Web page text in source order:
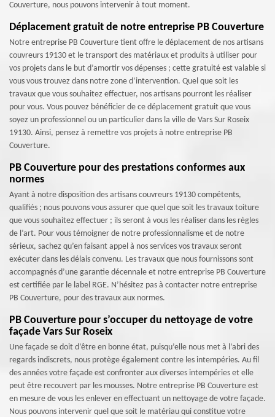
Couverture, nous pouvons intervenir à tout moment.
Déplacement gratuit de notre entreprise PB Couverture
Notre entreprise PB Couverture tient offre le déplacement de nos artisans
couvreurs 19130 et le transport des matériaux et produits à utiliser pour
vos projets dans le but d’amortir vos dépenses ; cette gratuité est valable si
vous vous trouvez dans notre zone d’intervention. Quel que soit les
travaux que vous souhaitez effectuer, nos artisans pourront les réaliser
pour vous. Vous pouvez bénéficier de ce déplacement gratuit que vous
soyez un professionnel ou un particulier dans la ville de Vars Sur Roseix
19130. Ainsi, pensez à remettre vos projets à notre entreprise PB
Couverture.
PB Couverture pour des prestations conformes aux
normes
Ayant à notre disposition des artisans couvreurs 19130 compétents,
qualifiés ; nous pouvons vous assurer que quel que soit les travaux toiture
que vous souhaitez effectuer ; ils seront à vous les réaliser dans les règles
de l’art. Pour vous témoigner de notre professionnalisme et de notre
sérieux, sachez qu’en faisant appel à nos services vos travaux seront
exécuter dans les délais convenu. Les travaux que nous fournissons sont
accompagnés d’une garantie décennale et notre entreprise PB Couverture
est certifiée par le label RGE. N’hésitez pas à contacter notre entreprise
PB Couverture, pour des travaux aux normes.
PB Couverture pour s’occuper du nettoyage de votre
façade Vars Sur Roseix
Une façade se doit d’être en bonne état, puisqu’elle nous met à l’abri des
regards indiscrets, nous protège également contre les intempéries. Au fil
des années votre façade est confronter aux diverses intempéries et elle
peut être recouvert par les mousses. Notre entreprise PB Couverture est
en mesure de vous les enlever en effectuant un nettoyage de votre façade.
Nous pouvons intervenir quel que soit le matériau qui constitue votre